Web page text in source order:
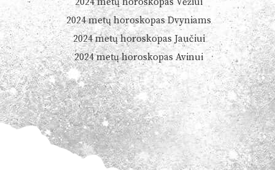
2024 metų horoskopas Dvyniams
2024 metų horoskopas Jaučiui
2024 metų horoskopas Avinui